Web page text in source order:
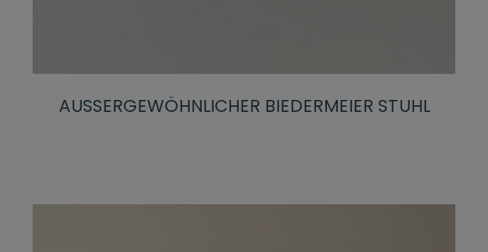
AUSSERGEWÖHNLICHER BIEDERMEIER STUHL